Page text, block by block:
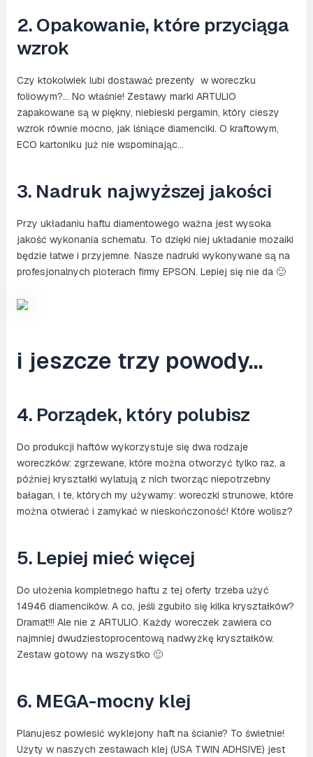
2. Opakowanie, które przyciąga
wzrok
Czy ktokolwiek lubi dostawać prezenty w woreczku
foliowym?… No właśnie! Zestawy marki ARTULIO
zapakowane są w piękny, niebieski pergamin, który cieszy
wzrok równie mocno, jak lśniące diamenciki. O kraftowym,
ECO kartoniku już nie wspominając…
3. Nadruk najwyższej jakości
Przy układaniu haftu diamentowego ważna jest wysoka
jakość wykonania schematu. To dzięki niej układanie mozaiki
będzie łatwe i przyjemne. Nasze nadruki wykonywane są na
profesjonalnych ploterach firmy EPSON. Lepiej się nie da 🙂
i jeszcze trzy powody…
4. Porządek, który polubisz
Do produkcji haftów wykorzystuje się dwa rodzaje
woreczków: zgrzewane, które można otworzyć tylko raz, a
później kryształki wylatują z nich tworząc niepotrzebny
bałagan, i te, których my używamy: woreczki strunowe, które
można otwierać i zamykać w nieskończoność! Które wolisz?
5. Lepiej mieć więcej
Do ułożenia kompletnego haftu z tej oferty trzeba użyć
14946 diamencików. A co, jeśli zgubiło się kilka kryształków?
Dramat!!! Ale nie z ARTULIO. Każdy woreczek zawiera co
najmniej dwudziestoprocentową nadwyżkę kryształków.
Zestaw gotowy na wszystko 🙂
6. MEGA-mocny klej
Planujesz powiesić wyklejony haft na ścianie? To świetnie!
Użyty w naszych zestawach klej (USA TWIN ADHSIVE) jest